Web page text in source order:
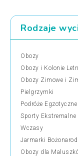
Rodzaje
Obozy
Obozy i Kolonie
Obozy Zimowe i
Pielgrzymki
Podróże
Sporty Ekstremalne
Wczasy
Jarmarki
Obozy dla